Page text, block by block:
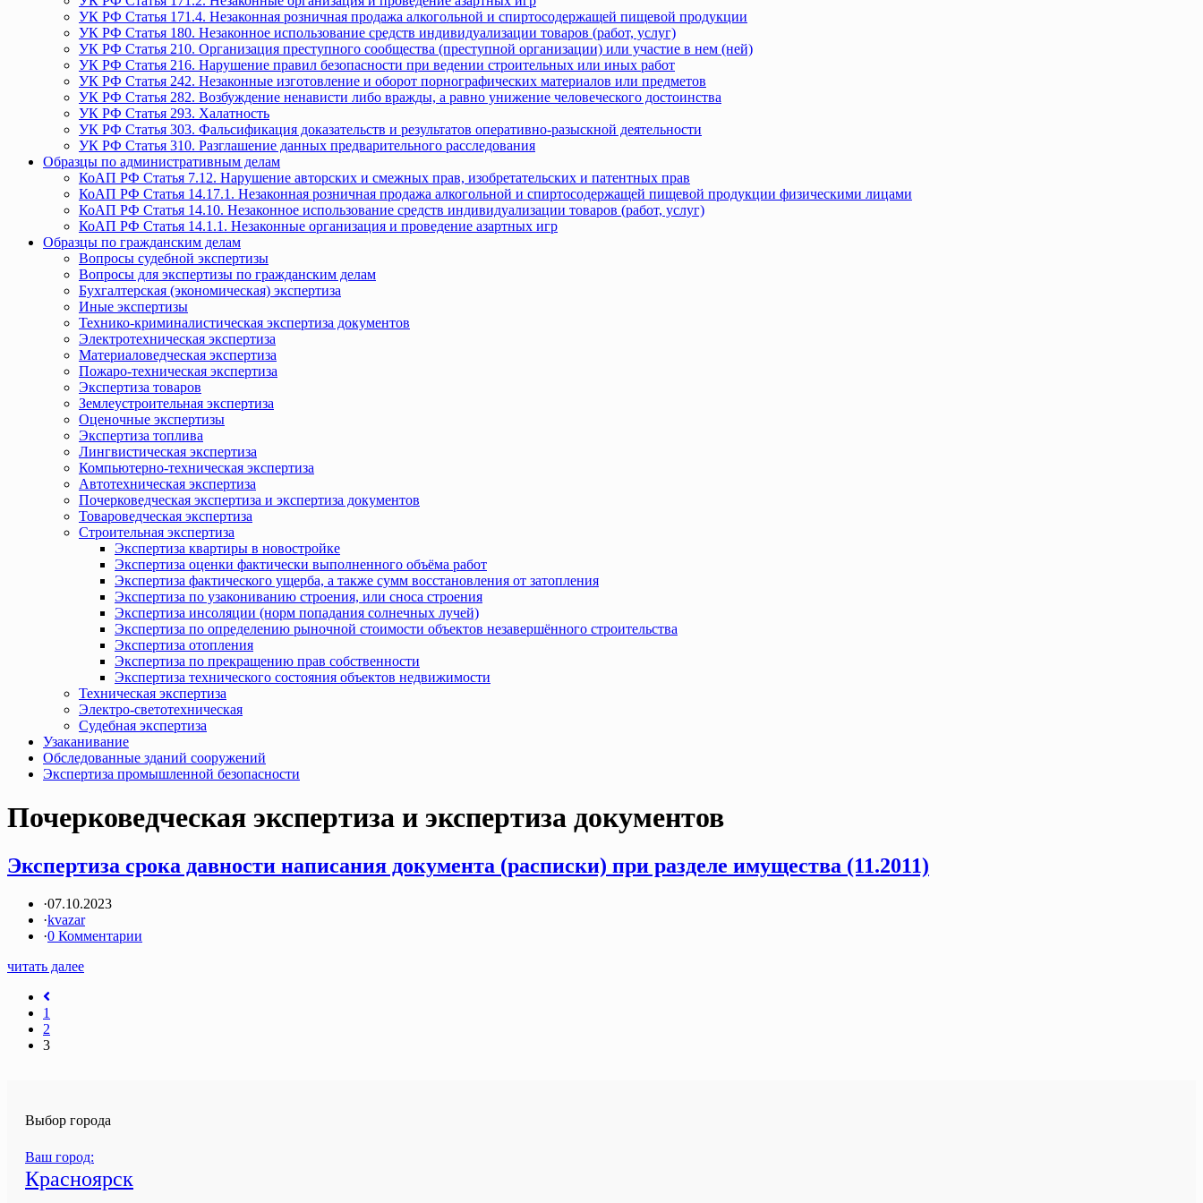
УК РФ Статья 171.4. Незаконная розничная продажа алкогольной и спиртосодержащей пищевой продукции
УК РФ Статья 180. Незаконное использование средств индивидуализации товаров (работ, услуг)
УК РФ Статья 210. Организация преступного сообщества (преступной организации) или участие в нем (ней)
УК РФ Статья 216. Нарушение правил безопасности при ведении строительных или иных работ
УК РФ Статья 242. Незаконные изготовление и оборот порнографических материалов или предметов
УК РФ Статья 282. Возбуждение ненависти либо вражды, а равно унижение человеческого достоинства
УК РФ Статья 293. Халатность
УК РФ Статья 303. Фальсификация доказательств и результатов оперативно-разыскной деятельности
УК РФ Статья 310. Разглашение данных предварительного расследования
Образцы по административным делам
КоАП РФ Статья 7.12. Нарушение авторских и смежных прав, изобретательских и патентных прав
КоАП РФ Статья 14.17.1. Незаконная розничная продажа алкогольной и спиртосодержащей пищевой продукции физическими лицами
КоАП РФ Статья 14.10. Незаконное использование средств индивидуализации товаров (работ, услуг)
КоАП РФ Статья 14.1.1. Незаконные организация и проведение азартных игр
Образцы по гражданским делам
Вопросы судебной экспертизы
Вопросы для экспертизы по гражданским делам
Бухгалтерская (экономическая) экспертиза
Иные экспертизы
Технико-криминалистическая экспертиза документов
Электротехническая экспертиза
Материаловедческая экспертиза
Пожаро-техническая экспертиза
Экспертиза товаров
Землеустроительная экспертиза
Оценочные экспертизы
Экспертиза топлива
Лингвистическая экспертиза
Компьютерно-техническая экспертиза
Автотехническая экспертиза
Почерковедческая экспертиза и экспертиза документов
Товароведческая экспертиза
Строительная экспертиза
Экспертиза квартиры в новостройке
Экспертиза оценки фактически выполненного объёма работ
Экспертиза фактического ущерба, а также сумм восстановления от затопления
Экспертиза по узакониванию строения, или сноса строения
Экспертиза инсоляции (норм попадания солнечных лучей)
Экспертиза по определению рыночной стоимости объектов незавершённого строительства
Экспертиза отопления
Экспертиза по прекращению прав собственности
Экспертиза технического состояния объектов недвижимости
Техническая экспертиза
Электро-светотехническая
Судебная экспертиза
Узаканивание
Обследованные зданий сооружений
Экспертиза промышленной безопасности
Почерковедческая экспертиза и экспертиза документов
Экспертиза срока давности написания документа (расписки) при разделе имущества (11.2011)
·07.10.2023
·kvazar
·0 Комментарии
читать далее
1
2
3
Выбор города
Ваш город:
Красноярск